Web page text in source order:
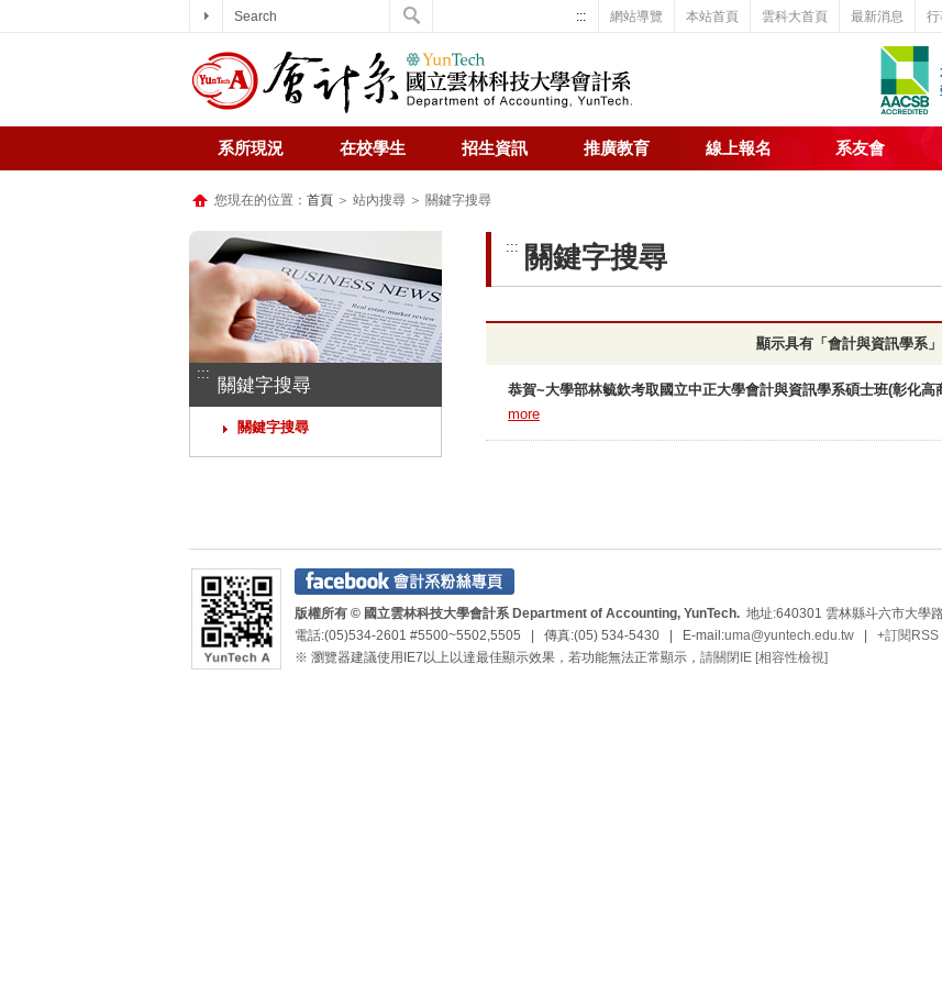
行
最新消息
雲科大首頁
本站首頁
網站導覽
:::
系所現況 在校學生 招生資訊 推廣教育 線上報名 系友會
您現在的位置： 首頁 ＞ 站內搜尋 ＞ 關鍵字搜尋
:::
關鍵字搜尋
關鍵字搜尋
::: 關鍵字搜尋
顯示具有「會計與資訊學系
恭賀~大學部林毓欽考取國立中正大學會計與資訊學系碩士班(彰化高
more
版權所有 © 國立雲林科技大學會計系 Department of Accounting, YunTech. 地址:640301 雲林縣斗六市大學
電話:(05)534-2601 #5500~5502,5505 | 傳真:(05) 534-5430 | E-mail:uma@yuntech.edu.tw +訂閱RSS
※ 瀏覽器建議使用IE7以上以達最佳顯示效果，若功能無法正常顯示， 請關閉IE [相容性檢視]
Search